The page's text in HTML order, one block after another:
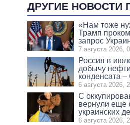
ДРУГИЕ НОВОСТИ
«Нам тоже
Трамп
запрос
7 августа 2026,
Россия в
добычу
конденсата
6 августа 2026,
С
вернули еще
украинских
6 августа 2026,